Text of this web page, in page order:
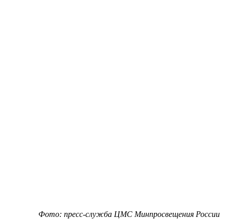
Фото: пресс-служба ЦМС Минпросвещения России